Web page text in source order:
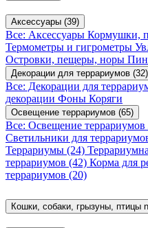
Аксессуары (39)
Все: Аксессуары Кормушки,
Термометры и гигрометры
Островки, пещеры, норы
Декорации для террариумов (32)
Все: Декорации для
декорации Фоны Коряги
Освещение террариумов (65)
Все: Освещение террариумов
Светильники для
Террариумы (24)
террариумов (42) Корма для
террариумов (20)
Кошки, собаки, грызуны, птицы